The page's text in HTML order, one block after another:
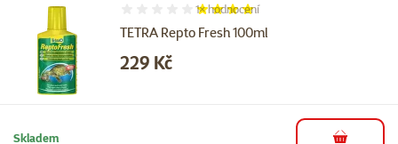
TETRA Repto Fresh 100ml
Hodnocení 80%, počet hodnocení: 1
1×hodnocení
Cena
229 Kč
Skladem